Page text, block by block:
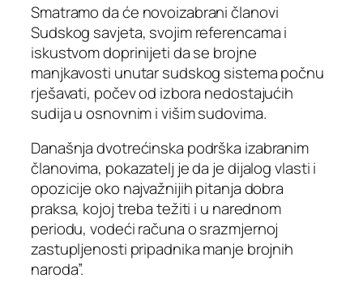
Smatramo da će novoizabrani članovi
Sudskog savjeta, svojim referencama i
iskustvom doprinijeti da se brojne
manjkavosti unutar sudskog sistema počnu
rješavati, počev od izbora nedostajućih
sudija u osnovnim i višim sudovima.
Današnja dvotrećinska podrška izabranim
članovima, pokazatelj je da je dijalog vlasti i
opozicije oko najvažnijih pitanja dobra
praksa, kojoj treba težiti i u narednom
periodu, vodeći računa o srazmjernoj
zastupljenosti pripadnika manje brojnih
naroda”.